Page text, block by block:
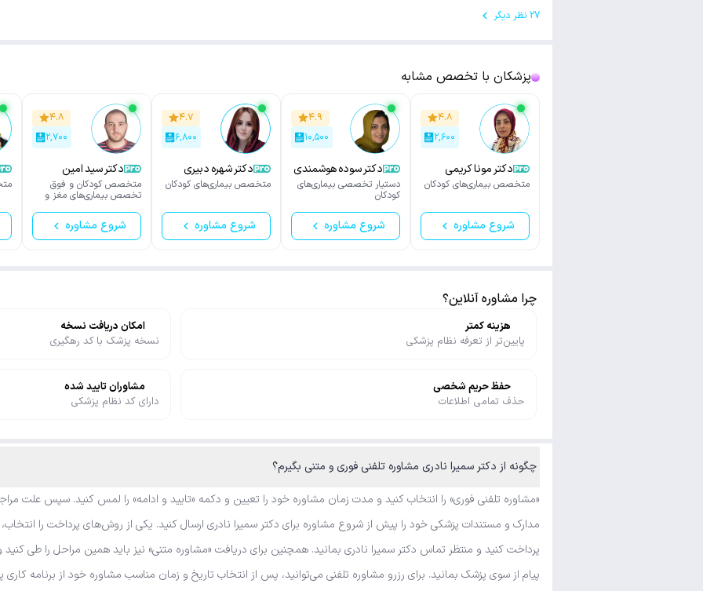
27 نظر دیگر
پزشکان با تخصص مشابه
۴.۸
۲,۶۰۰
دکتر مونا کریمی
خالدی
متخصص بیماری‌های کودکان
شروع مشاوره
۴.۹
۱۰,۵۰۰
دکتر سوده هوشمندی
دستیار تخصصی بیماری‌های
کودکان
شروع مشاوره
۴.۷
۶,۸۰۰
دکتر شهره دبیری
متخصص بیماری‌های کودکان
شروع مشاوره
۴.۸
۲,۷۰۰
دکتر سید امین
جزایری
متخصص کودکان و فوق
تخصص بیماری‌های مغز و
کودکان)شروع مشاوره
چرا مشاوره آنلاین؟
هزینه کمتر
پایین‌تر از تعرفه نظام پزشکی
امکان دریافت نسخه
نسخه پزشک با کد رهگیری
حفظ حریم شخصی
حذف تمامی اطلاعات
مشاوران تایید شده
دارای کد نظام پزشکی
چگونه از دکتر سمیرا نادری مشاوره تلفنی فوری و متنی بگیرم؟
«مشاوره تلفنی فوری» را انتخاب کنید و مدت زمان مشاوره خود را تعیین و دکمه «تایید و ادامه» را لمس کنید. سپس علت
مدارک و مستندات پزشکی خود را پیش از شروع مشاوره برای دکتر سمیرا نادری ارسال کنید. یکی از روش‌های پرداخت را
پرداخت کنید و منتظر تماس دکتر سمیرا نادری بمانید. همچنین برای دریافت «مشاوره متنی» نیز باید همین مراحل را طی
پیام از سوی پزشک بمانید. برای رزرو مشاوره تلفنی می‌توانید، پس از انتخاب تاریخ و زمان مناسب مشاوره خود از برنامه